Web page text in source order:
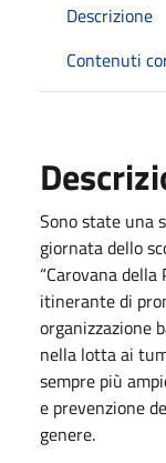
Descrizione
Contenuti
Sono state una
giornata dello
“Carovana
itinerante di
organizzazione
nella lotta ai
sempre più
e prevenzione
genere.